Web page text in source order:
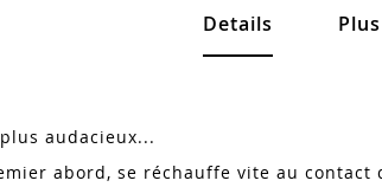
Details
audacieux...
abord, se réchauffe vite au contact